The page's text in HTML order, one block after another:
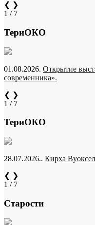
❮ ❯
1 / 7
ТериОКО
01.08.2026. Открытие
современника».
❮ ❯
1 / 7
ТериОКО
28.07.2026.. Кирха
❮ ❯
1 / 7
Старости